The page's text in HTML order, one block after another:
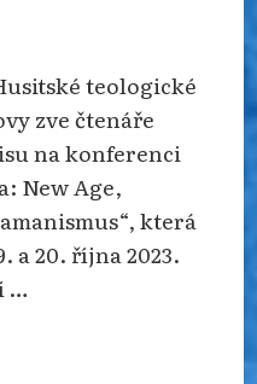
teologické
zve čtenáře
na konferenci
New Age,
která
a 20. října 2023.
…